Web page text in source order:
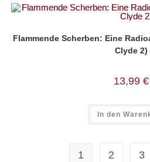
Flammende Scherben: Eine
Clyde 2)
13,99 €
In den
1 2 3